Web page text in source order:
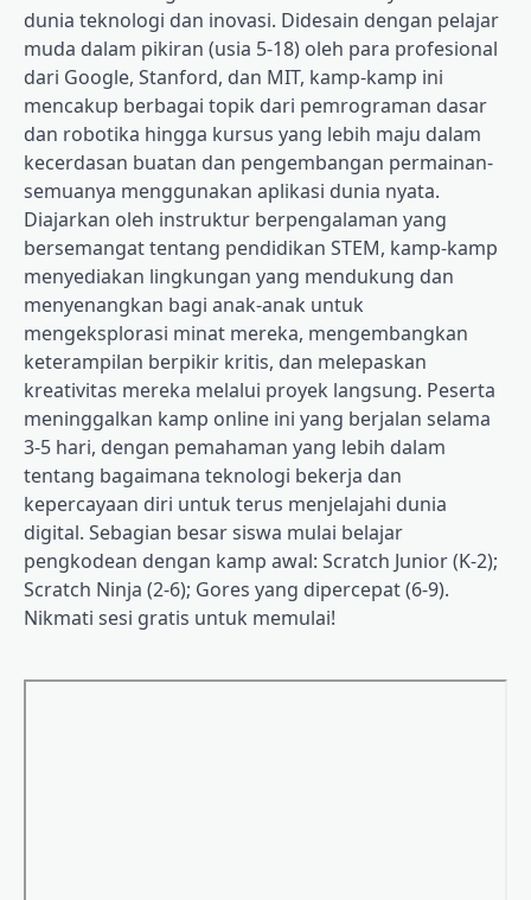
dunia teknologi dan inovasi. Didesain dengan pelajar
muda dalam pikiran (usia 5-18) oleh para profesional
dari Google, Stanford, dan MIT, kamp-kamp ini
mencakup berbagai topik dari pemrograman dasar
dan robotika hingga kursus yang lebih maju dalam
kecerdasan buatan dan pengembangan permainan-
semuanya menggunakan aplikasi dunia nyata.
Diajarkan oleh instruktur berpengalaman yang
bersemangat tentang pendidikan STEM, kamp-kamp
menyediakan lingkungan yang mendukung dan
menyenangkan bagi anak-anak untuk
mengeksplorasi minat mereka, mengembangkan
keterampilan berpikir kritis, dan melepaskan
kreativitas mereka melalui proyek langsung. Peserta
meninggalkan kamp online ini yang berjalan selama
3-5 hari, dengan pemahaman yang lebih dalam
tentang bagaimana teknologi bekerja dan
kepercayaan diri untuk terus menjelajahi dunia
digital. Sebagian besar siswa mulai belajar
pengkodean dengan kamp awal: Scratch Junior (K-2);
Scratch Ninja (2-6); Gores yang dipercepat (6-9).
Nikmati sesi gratis untuk memulai!